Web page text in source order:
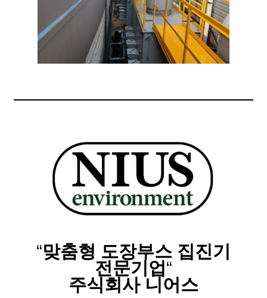
“맞춤형 도장부스 집진기
전문기업“
주식회사 니어스